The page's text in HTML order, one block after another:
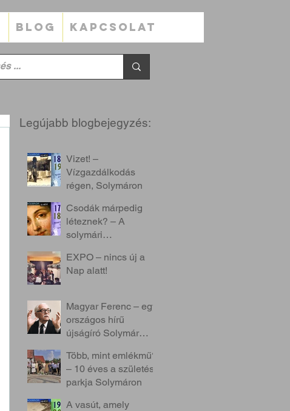
BLOG KAPCSOLAT
Legújabb blogbejegyzés:
Vizet! –
Vízgazdálkodás
régen, Solymáron
Csodák márpedig
léteznek? – A
solymári
EXPO – nincs új a
Nap alatt!
Magyar Ferenc – egy
országos hírű
újságíró Solymár
Több, mint emlékmű?
– 10 éves a születés
parkja Solymáron
A vasút, amely